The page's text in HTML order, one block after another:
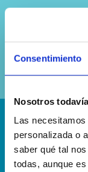
Consentimiento
Nosotros
Las
personalizada o
saber qué tal
todas, aunque
privacidad